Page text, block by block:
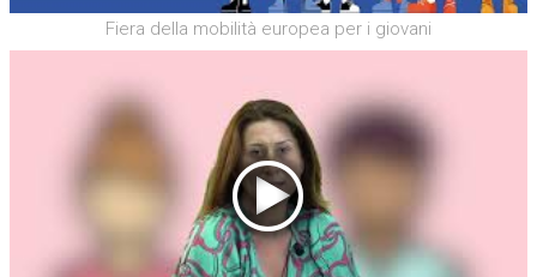
Fiera della mobilità europea per i giovani